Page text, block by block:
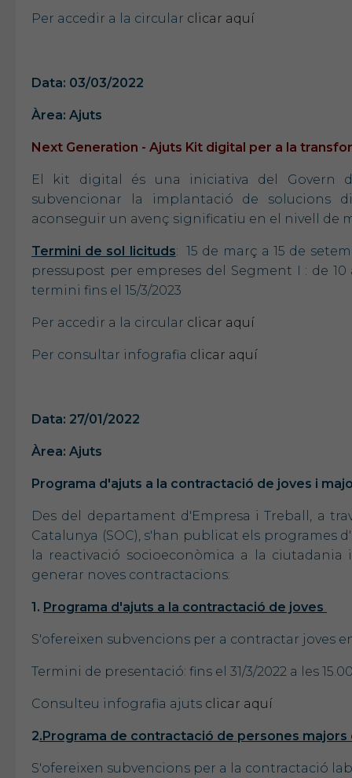
Per accedir a la circular clicar aquí
Data: 03/03/2022
Àrea: Ajuts
Next Generation - Ajuts Kit digital per a la
El kit digital és una iniciativa del Govern
subvencionar la implantació de solucions
aconseguir un avenç significatiu en el nivell de
Termini de sol licituds: 15 de març a 15 de
pressupost per empreses del Segment I : de
termini fins el 15/3/2023
Per accedir a la circular clicar aquí
Per consultar infografia clicar aquí
Data: 27/01/2022
Àrea: Ajuts
Programa d'ajuts a la contractació de joves i
Des del departament d'Empresa i Treball, a
Catalunya (SOC), s'han publicat els programes
la reactivació socioeconòmica a la
generar noves contractacions:
1. Programa d'ajuts a la contractació de joves
S'ofereixen subvencions per a contractar joves
Termini de presentació: fins el 31/3/2022 a les
Consulteu infografia ajuts clicar aquí
2.Programa de contractació de persones majors
S'ofereixen subvencions per a la contractació